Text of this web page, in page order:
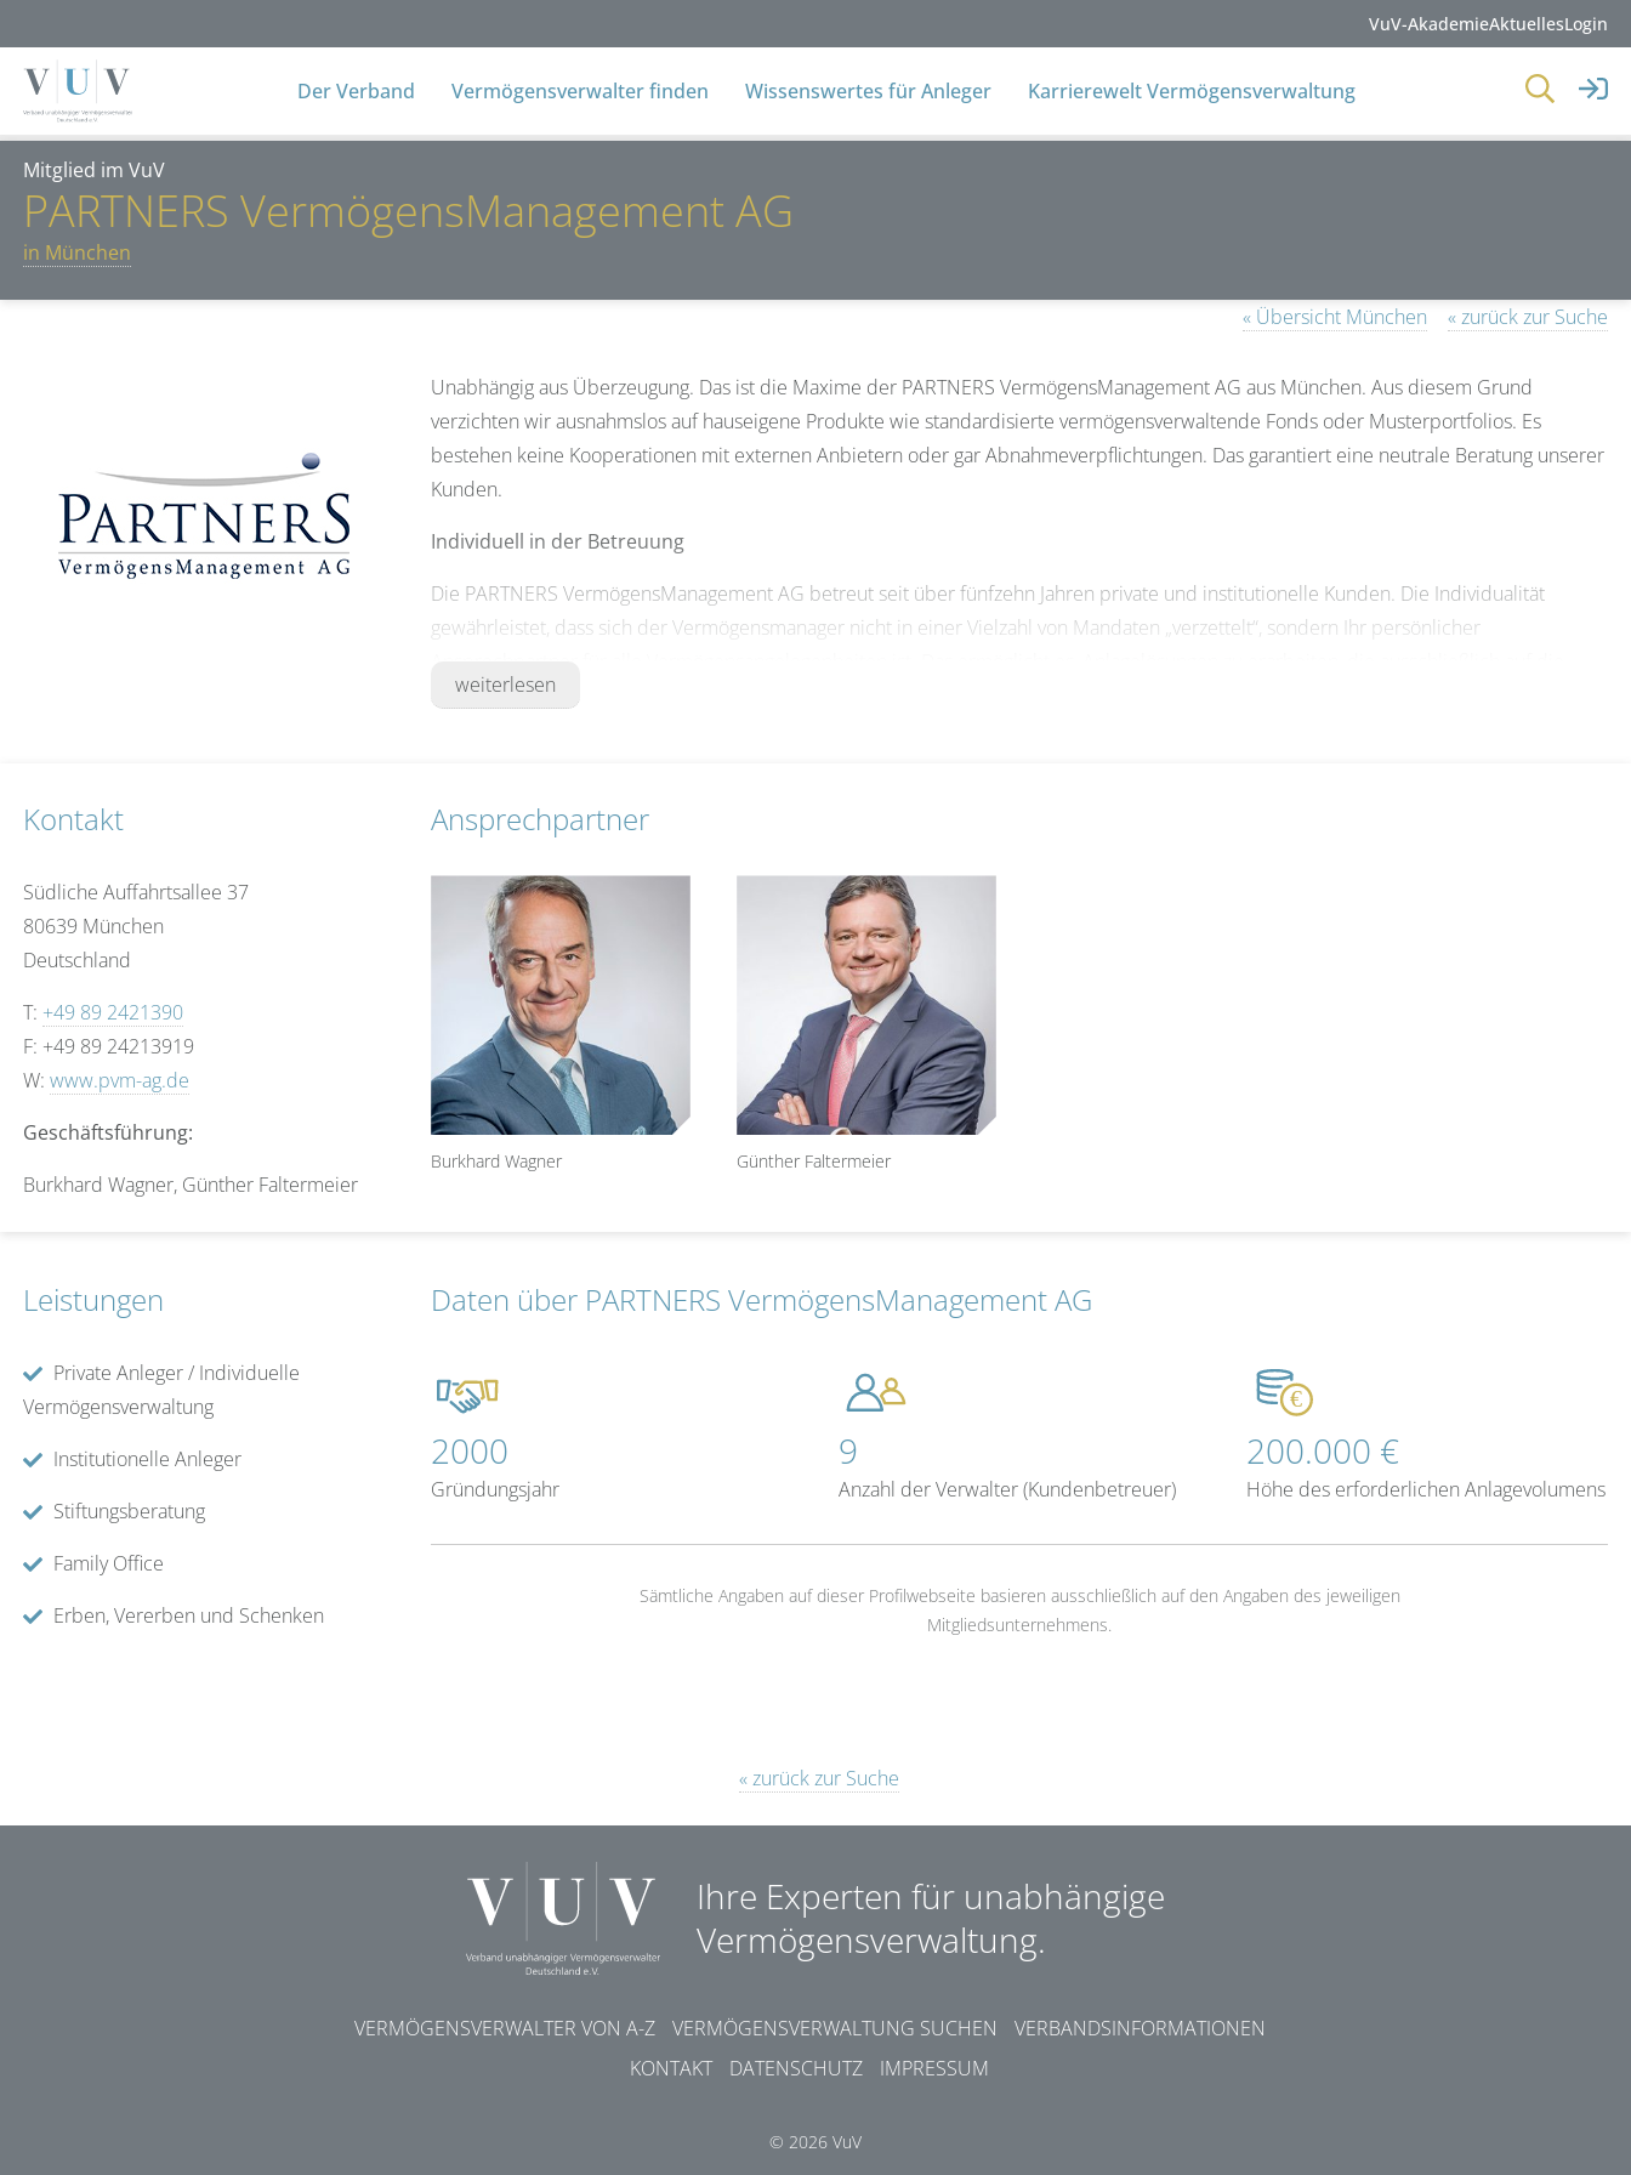
VuV-AkademieAktuellesLogin
Der Verband Vermögensverwalter finden Wissenswertes für Anleger Karrierewelt Vermögensverwaltung
Mitglied im VuV
PARTNERS VermögensManagement AG
in München
« Übersicht München « zurück zur Suche
Unabhängig aus Überzeugung. Das ist die Maxime der PARTNERS VermögensManagement AG aus München. Aus diesem Grund
verzichten wir ausnahmslos auf hauseigene Produkte wie standardisierte vermögensverwaltende Fonds oder Musterportfolios. Es
bestehen keine Kooperationen mit externen Anbietern oder gar Abnahmeverpflichtungen. Das garantiert eine neutrale Beratung unserer
Kunden.
Individuell in der Betreuung
Die PARTNERS VermögensManagement AG betreut seit über fünfzehn Jahren private und institutionelle Kunden. Die Individualität
gewährleistet, dass sich der Vermögensmanager nicht in einer Vielzahl von Mandaten „verzettelt“, sondern Ihr persönlicher
persönlichen Ziele und Bedürfnisse unserer Mandanten zugeschnitten sind.
Berufserfahrung von mehr als 30 Jahren. Sie verstehen sich als „Anwälte des Vermögens“ und übernehmen Verantwortung für ihre
Entscheidungen. Aus der langfristigen Verbindung zu unseren Mandanten entsteht eine besonders vertrauensvolle Form der
Zusammenarbeit – sowohl in der klassischen Vermögensverwaltung als auch in der individuellen Vermögensberatung.
weiterlesen
Kontakt
Südliche Auffahrtsallee 37
80639 München
Deutschland
T: +49 89 2421390
F: +49 89 24213919
W:www.pvm-ag.de
Geschäftsführung:
Burkhard Wagner, Günther Faltermeier
Ansprechpartner
Burkhard Wagner Günther Faltermeier
Leistungen
Private Anleger / Individuelle
Vermögensverwaltung
Institutionelle Anleger
Stiftungsberatung
Family Office
Erben, Vererben und Schenken
Daten über PARTNERS VermögensManagement AG
2000
Gründungsjahr
9
Anzahl der Verwalter (Kundenbetreuer)
200.000 €
Höhe des erforderlichen Anlagevolumens
Sämtliche Angaben auf dieser Profilwebseite basieren ausschließlich auf den Angaben des jeweiligen
Mitgliedsunternehmens.
« zurück zur Suche
Ihre Experten für unabhängige
Vermögensverwaltung.
VERMÖGENSVERWALTER VON A-Z VERMÖGENSVERWALTUNG SUCHEN
VERBANDSINFORMATIONEN
KONTAKT
DATENSCHUTZ IMPRESSUM
© 2026 VuV